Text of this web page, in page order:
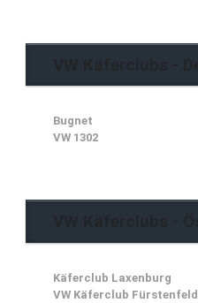
Bugnet
VW 1302
Käferclub Laxenburg
VW Käferclub Fürstenfeld